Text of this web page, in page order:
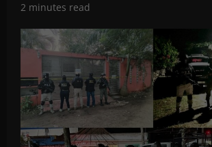
2 minutes read